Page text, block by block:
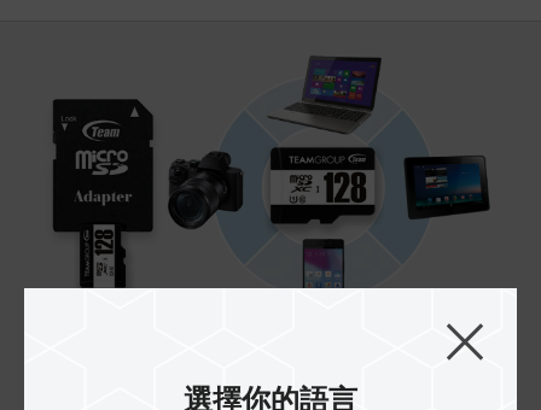
行動週邊最佳夥伴
選擇你的語言